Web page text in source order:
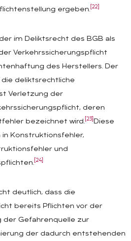
ergeben. [22]
im Deliktsrecht des BGB als
Verkehrssicherungspflicht
des Herstellers. Der
deliktsrechtliche
Verletzung der
deren
bezeichnet wird. [23] Diese
Konstruktionsfehler,
und
[24]
deutlich, dass die
bereits Pflichten vor der
der Gefahrenquelle zur
der dadurch entstehenden